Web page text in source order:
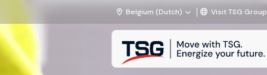
Belgium (Dutch) Visit TSG Group
TSG